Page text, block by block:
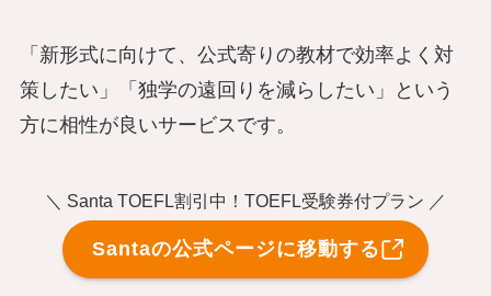
「新形式に向けて、公式寄りの教材で効率よく対
策したい」「独学の遠回りを減らしたい」という
方に相性が良いサービスです。
＼ Santa TOEFL割引中！TOEFL受験券付プラン ／
Santaの公式ページに移動する